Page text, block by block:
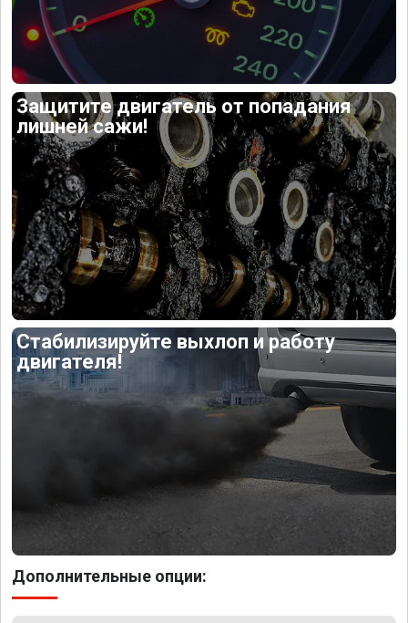
Защитите двигатель от попадания
лишней сажи!
Стабилизируйте выхлоп и работу
двигателя!
Дополнительные опции: